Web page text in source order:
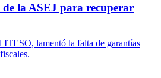
la ASEJ para recuperar
ITESO, lamentó la falta de garantías